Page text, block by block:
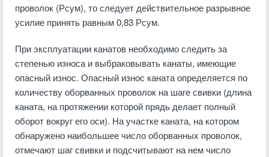
проволок (Рсум), то следует действительное разрывное
усилие принять равным 0,83 Рсум.
При эксплуатации канатов необходимо следить за
степенью износа и выбраковывать канаты, имеющие
опасный износ. Опасный износ каната определяется по
количеству оборванных проволок на шаге свивки (длина
каната, на протяжении которой прядь делает полный
оборот вокруг его оси). На участке каната, на котором
обнаружено наибольшее число оборванных проволок,
отмечают шаг свивки и подсчитывают на нем число